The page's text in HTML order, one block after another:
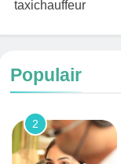
Populair
2